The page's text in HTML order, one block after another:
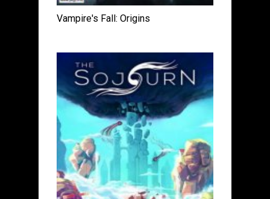
Vampire's Fall: Origins